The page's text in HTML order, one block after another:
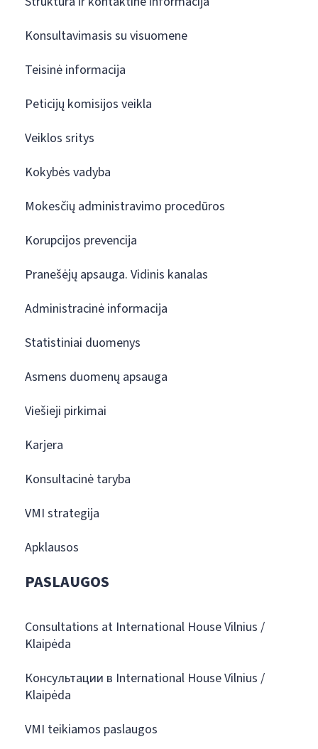
Konsultavimasis su visuomene
Teisinė informacija
Peticijų komisijos veikla
Veiklos sritys
Kokybės vadyba
Mokesčių administravimo procedūros
Korupcijos prevencija
Pranešėjų apsauga. Vidinis kanalas
Administracinė informacija
Statistiniai duomenys
Asmens duomenų apsauga
Viešieji pirkimai
Karjera
Konsultacinė taryba
VMI strategija
Apklausos
PASLAUGOS
Consultations at International House Vilnius /
Klaipėda
Консультации в International House Vilnius /
Klaipėda
VMI teikiamos paslaugos